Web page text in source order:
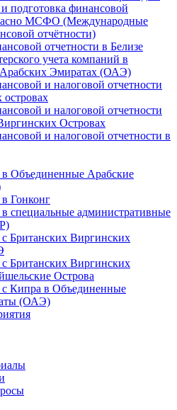
подготовка финансовой
МСФО (Международные
отчётности)
отчетности в Белизе
учета компаний в
Эмиратах (ОАЭ)
и налоговой отчетности
и налоговой отчетности
Островах
и налоговой отчетности в
Объединенные Арабские
Гонконг
специальные административные
Британских Виргинских
Британских Виргинских
Острова
Кипра в Объединенные
(ОАЭ)